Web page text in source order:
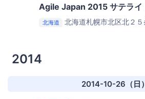
Agile Japan 2015 サテライ
北海道 北海道札幌市北区北２５
2014
2014-10-26（日）